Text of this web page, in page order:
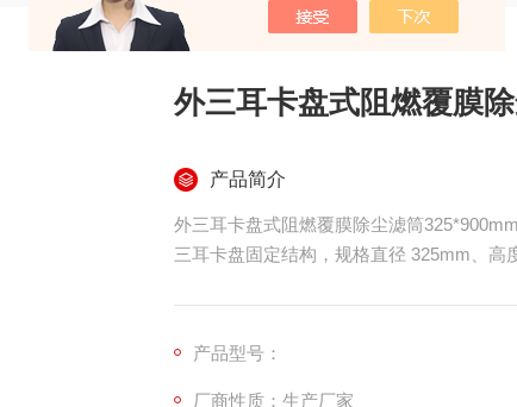
外三耳卡盘式阻燃覆膜
产品简介
外三耳卡盘式阻燃覆膜除尘滤筒
三耳卡盘固定结构，规格直径 325mm、
产品型号：
厂商性质：生产厂家